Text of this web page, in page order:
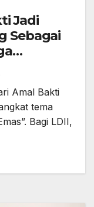
Jadi
Sebagai
Amal Bakti
tema
Bagi LDII,